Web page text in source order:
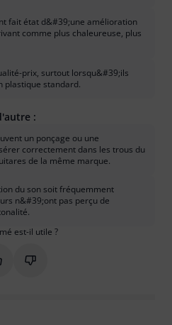
fait état d&#39;une amélioration
comme plus chaleureuse, plus
prix, surtout lorsqu&#39;ils
plastique standard.
:
un ponçage ou une
correctement dans les trous du
de la même marque.
du son soit fréquemment
n&#39;ont pas perçu de
est-il utile ?
ce résumé comme utile
Marquer ce résumé comme